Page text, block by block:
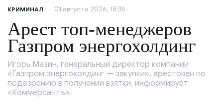
КРИМИНАЛ 01 августа 2026, 18:35
Арест топ-менеджеров
Газпром энергохолдинг
Игорь Мазин, генеральный директор компании
«Газпром энергохолдинг — закупки», арестован по
подозрению в получении взятки, информирует
«Коммерсантъ».